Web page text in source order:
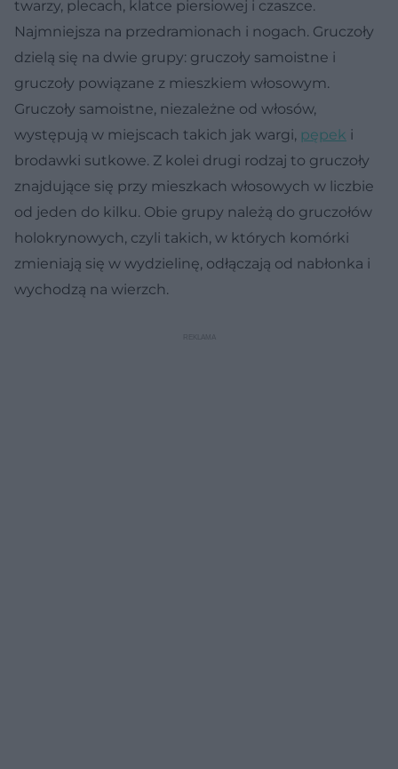
twarzy, plecach, klatce piersiowej i czaszce.
Najmniejsza na przedramionach i nogach. Gruczoły
dzielą się na dwie grupy: gruczoły samoistne i
gruczoły powiązane z mieszkiem włosowym.
Gruczoły samoistne, niezależne od włosów,
występują w miejscach takich jak wargi, pępek i
brodawki sutkowe. Z kolei drugi rodzaj to gruczoły
znajdujące się przy mieszkach włosowych w liczbie
od jeden do kilku. Obie grupy należą do gruczołów
holokrynowych, czyli takich, w których komórki
zmieniają się w wydzielinę, odłączają od nabłonka i
wychodzą na wierzch.